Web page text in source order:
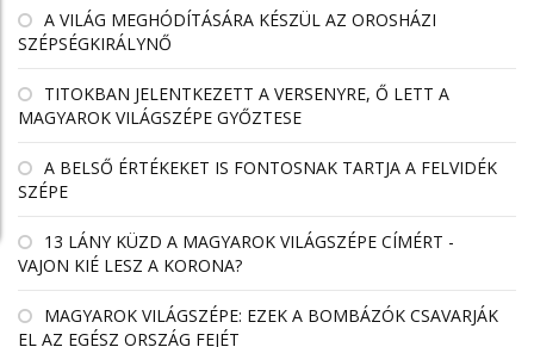
A VILÁG MEGHÓDÍTÁSÁRA KÉSZÜL AZ OROSHÁZI
SZÉPSÉGKIRÁLYNŐ
TITOKBAN JELENTKEZETT A VERSENYRE, Ő LETT A
MAGYAROK VILÁGSZÉPE GYŐZTESE
A BELSŐ ÉRTÉKEKET IS FONTOSNAK TARTJA A FELVIDÉK
SZÉPE
13 LÁNY KÜZD A MAGYAROK VILÁGSZÉPE CÍMÉRT -
VAJON KIÉ LESZ A KORONA?
MAGYAROK VILÁGSZÉPE: EZEK A BOMBÁZÓK CSAVARJÁK
EL AZ EGÉSZ ORSZÁG FEJÉT